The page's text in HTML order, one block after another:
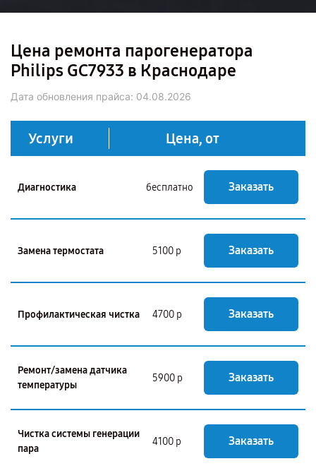
Цена ремонта парогенератора
Philips GC7933 в Краснодаре
Дата обновления прайса: 04.08.2026
Услуги Цена, от
Диагностика бесплатно Заказать
Замена термостата 5100 р Заказать
Профилактическая чистка 4700 р Заказать
Ремонт/замена датчика
температуры
5900 р Заказать
Чистка системы генерации
пара
4100 р Заказать